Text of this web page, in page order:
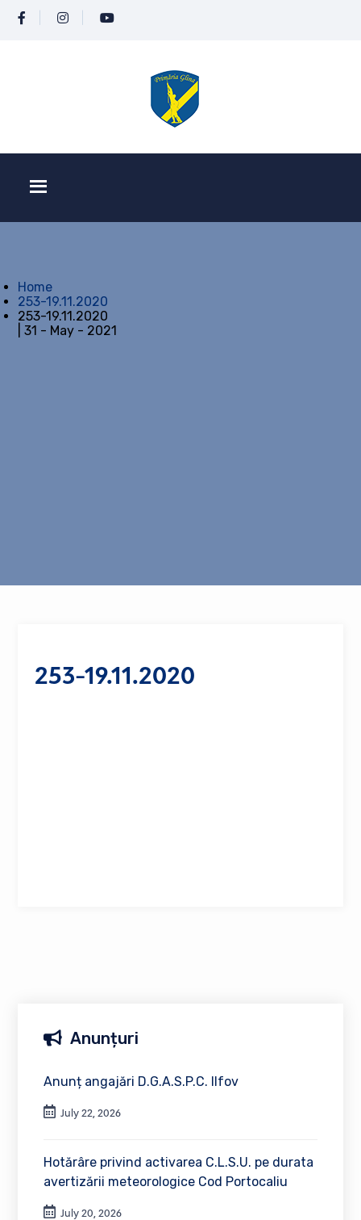
Home
253-19.11.2020
253-19.11.2020
| 31 - May - 2021
253-19.11.2020
Anunțuri
Anunț angajări D.G.A.S.P.C. Ilfov
July 22, 2026
Hotărâre privind activarea C.L.S.U. pe durata
avertizării meteorologice Cod Portocaliu
July 20, 2026